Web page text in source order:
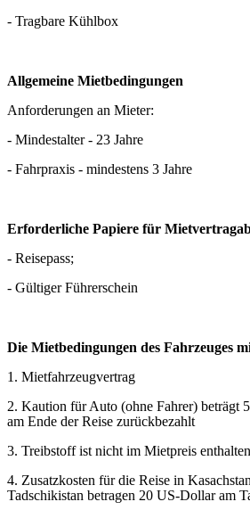
- Tragbare Kühlbox
Allgemeine Mietbedingungen
Anforderungen an Mieter:
- Mindestalter - 23 Jahre
- Fahrpraxis - mindestens 3 Jahre
Erforderliche Papiere für
- Reisepass;
- Gültiger Führerschein
Die Mietbedingungen des Fahrzeuges
1. Mietfahrzeugvertrag
2. Kaution für Auto (ohne Fahrer) beträgt
am Ende der Reise zurückbezahlt
3. Treibstoff ist nicht im Mietpreis enthalten
4. Zusatzkosten für die Reise in
Tadschikistan betragen 20 US-Dollar am